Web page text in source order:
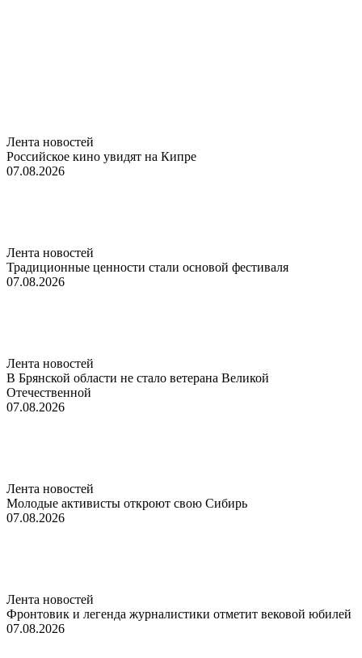
Лента новостей
Российское кино увидят на Кипре
07.08.2026
Лента новостей
Традиционные ценности стали основой фестиваля
07.08.2026
Лента новостей
В Брянской области не стало ветерана Великой
Отечественной
07.08.2026
Лента новостей
Молодые активисты откроют свою Сибирь
07.08.2026
Лента новостей
Фронтовик и легенда журналистики отметит вековой юбилей
07.08.2026